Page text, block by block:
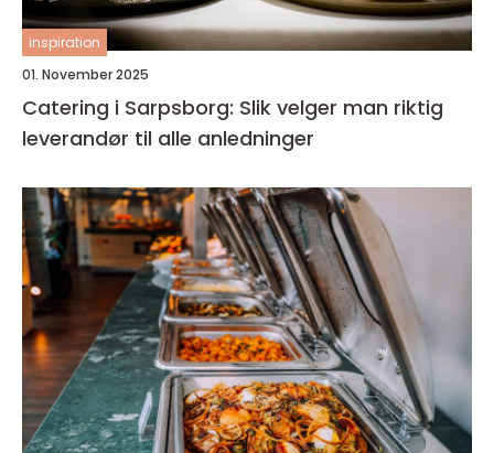
inspiration
01. November 2025
Catering i Sarpsborg: Slik velger man riktig
leverandør til alle anledninger